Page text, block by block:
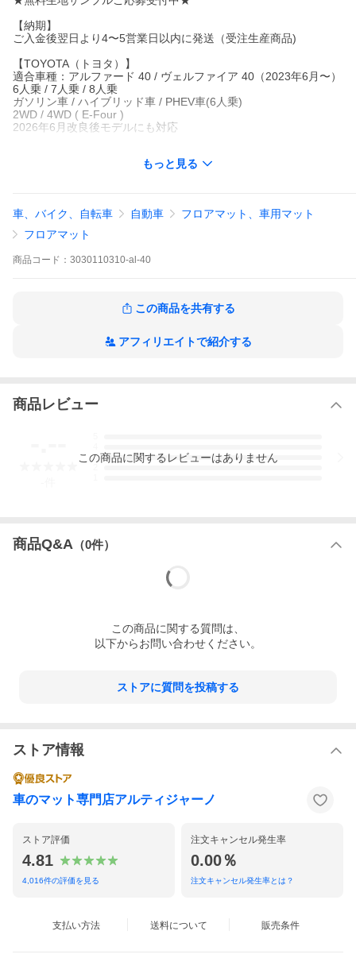
【納期】
ご入金後翌日より4〜5営業日以内に発送（受注生産商品)
【TOYOTA（トヨタ）】
適合車種：アルファード 40 / ヴェルファイア 40（2023年6月〜）
6人乗 / 7人乗 / 8人乗
ガソリン車 / ハイブリッド車 / PHEV車(6人乗)
2WD / 4WD ( E-Four )
2026年6月改良後モデルにも対応
アルティジャーノでは40系 アルファード 40系 ヴェルファイアに
●ドアポケットカバーマットは足が当たりやすいドア内張部分をカ
バーするマットです。
●生地色やロック糸は内装色(ブラック サンセットブラウン ニュー
トラルベージュ)等、お車に合わせてお好みでお選びください。
カラーバリエーションが豊富でオシャレなカジュアルラインマッ
※無料生地サンプルをご用意しておりますので是非お問い合わせ
ガソリン車 / ハイブリッド車 / PHEV車(6人乗)
2WD / 4WD ( E-Four )
ブラック/ルビーレッド/ダークグレー/ベージュ/チェック（グレ
ブラック/ダークグレー/グレー/シルバー/ブラウン/ブロンズ/ベ
ージュ/モスグリーン/ネイビー/ブルー/オレンジ/レッド/マルー
素材
R1000
弊社商品は全て受注生産品となり、ご注文の際に選択いただき
ました生地の種類やロック糸色、お車の仕様等の内容に合わせ
そのため買い間違えやお客様都合での返品交換・キャンセルは
もっと見る
車、バイク、自転車 自動車
フロアマット、車用マット
フロアマット
商品 コード： 3030110310-al-40
この商品を共有する
アフィリエイトで紹介する
商品レビュー
3
この商品に関するレビューはありません
商品Q&A （0件）
この商品に関する質問は、
以下からお問い合わせください。
ストアに質問を投稿する
ストア情報
車のマット専門店アルティジャーノ
ストア評価
4.81
4,016件の評価を見る
注文キャンセル発生率
0.00％
注文キャンセル発生率とは？
支払い方法 送料について 販売条件